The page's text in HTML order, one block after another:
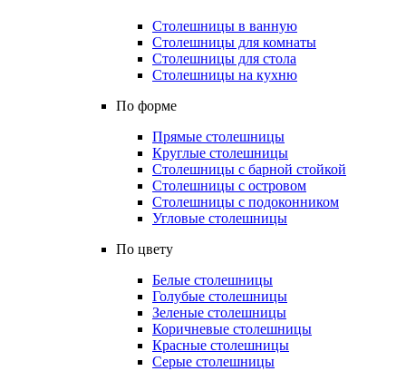
Столешницы в ванную
Столешницы для комнаты
Столешницы для стола
Столешницы на кухню
По форме
Прямые столешницы
Круглые столешницы
Столешницы с барной стойкой
Столешницы с островом
Столешницы с подоконником
Угловые столешницы
По цвету
Белые столешницы
Голубые столешницы
Зеленые столешницы
Коричневые столешницы
Красные столешницы
Серые столешницы